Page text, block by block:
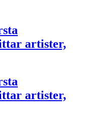
artister,
artister,